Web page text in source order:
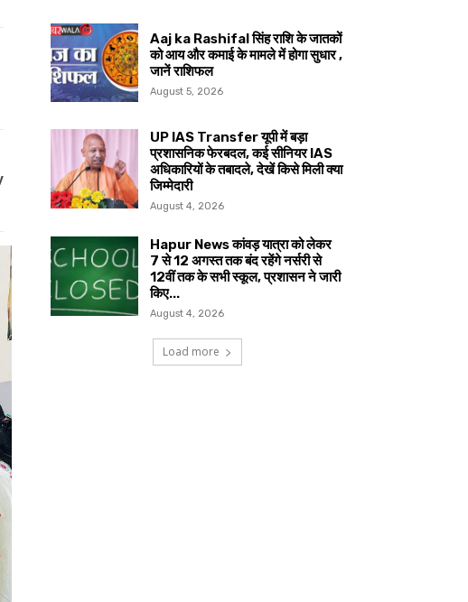
Aaj ka Rashifal सिंह राशि के जातकों
को आय और कमाई के मामले में होगा सुधार ,
जानें राशिफल
August 5, 2026
UP IAS Transfer यूपी में बड़ा
प्रशासनिक फेरबदल, कई सीनियर IAS
अधिकारियों के तबादले, देखें किसे मिली क्या
जिम्मेदारी
August 4, 2026
Hapur News कांवड़ यात्रा को लेकर
7 से 12 अगस्त तक बंद रहेंगे नर्सरी से
12वीं तक के सभी स्कूल, प्रशासन ने जारी
किए...
August 4, 2026
Load more